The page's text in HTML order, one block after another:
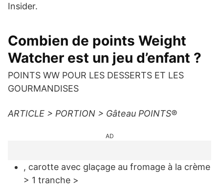
Insider.
Combien de points Weight
Watcher est un jeu d’enfant ?
POINTS WW POUR LES DESSERTS ET LES
GOURMANDISES
ARTICLE > PORTION > Gâteau POINTS®
AD
, carotte avec glaçage au fromage à la crème
> 1 tranche >